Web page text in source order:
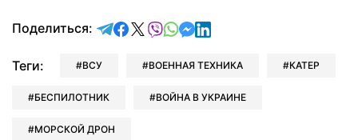
Поделиться: отправить в Telegram
поделиться в Facebook
поделиться в X
отправить в Viber
отправить в Whatsapp
отправить в Messenger
отправить в LinkedIn
Теги: ВСУ ВОЕННАЯ ТЕХНИКА КАТЕР
БЕСПИЛОТНИК ВОЙНА В УКРАИНЕ
МОРСКОЙ ДРОН